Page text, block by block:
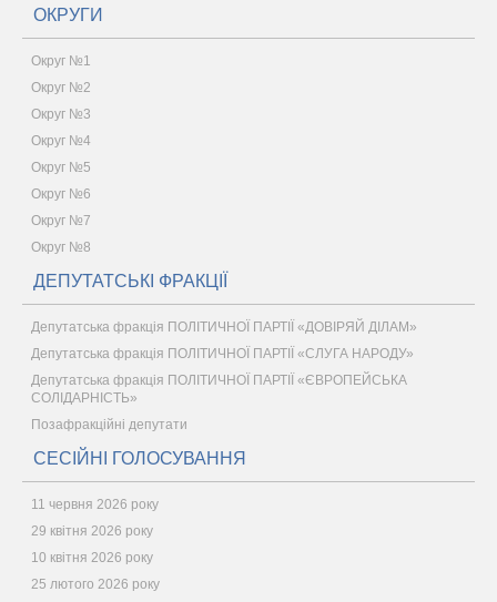
ОКРУГИ
Округ №1
Округ №2
Округ №3
Округ №4
Округ №5
Округ №6
Округ №7
Округ №8
ДЕПУТАТСЬКІ ФРАКЦІЇ
Депутатська фракція ПОЛІТИЧНОЇ ПАРТІЇ «ДОВІРЯЙ ДІЛАМ»
Депутатська фракція ПОЛІТИЧНОЇ ПАРТІЇ «СЛУГА НАРОДУ»
Депутатська фракція ПОЛІТИЧНОЇ ПАРТІЇ «ЄВРОПЕЙСЬКА
СОЛІДАРНІСТЬ»
Позафракційні депутати
СЕСІЙНІ ГОЛОСУВАННЯ
11 червня 2026 року
29 квітня 2026 року
10 квітня 2026 року
25 лютого 2026 року